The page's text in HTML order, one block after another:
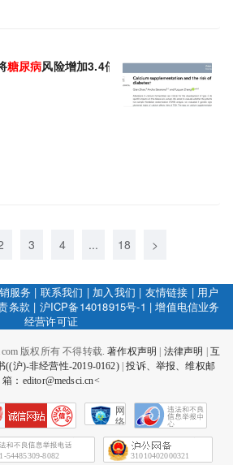
糖尿病风险增加3.4倍，还加剧糖尿病患者心
3 4 ... 18 >
服务 | 联系我们 | 加入我们 | 友情链接 | 用户
条款 | 沪ICP备14018915号-1 |增值电信业务
经营许可证
版权所有 不得转载.著作权声明 法律声明
互
沪)-非经营性-2019-0162)|投诉、举报、维权邮
箱：editor@medsci.cn<
网
络
会
征
54485309-8082 31010402000321